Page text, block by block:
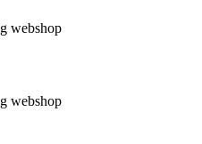
webshop
webshop